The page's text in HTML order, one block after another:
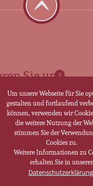
Sie uns •
Ohrdruf
25
• 99894 Friedrichroda
63
•
•
im Landkreis Gotha
Um unsere Webseite für Sie
gestalten und fortlaufend
können, verwenden wir
die weitere Nutzung der
stimmen Sie der
Cookies zu.
Weitere Informationen zu
erhalten Sie in unserer
Datenschutzerklärung